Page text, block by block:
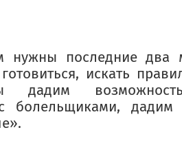
нужны последние два
искать
дадим
болельщиками, дадим